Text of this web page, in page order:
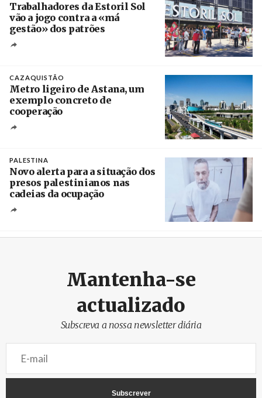
Trabalhadores da Estoril Sol
vão a jogo contra a «má
gestão» dos patrões
CAZAQUISTÃO
Metro ligeiro de Astana, um
exemplo concreto de
cooperação
PALESTINA
Novo alerta para a situação dos
presos palestinianos nas
cadeias da ocupação
Mantenha-se
actualizado
Subscreva a nossa newsletter diária